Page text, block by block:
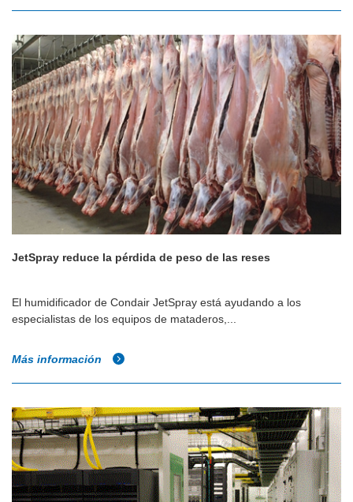
JetSpray reduce la pérdida de peso de las reses
El humidificador de Condair JetSpray está ayudando a los
especialistas de los equipos de mataderos,...
Más información